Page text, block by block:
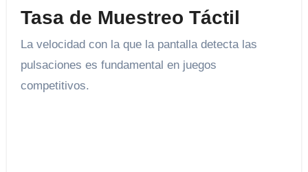
Tasa de Muestreo Táctil
La velocidad con la que la pantalla detecta las
pulsaciones es fundamental en juegos
competitivos.